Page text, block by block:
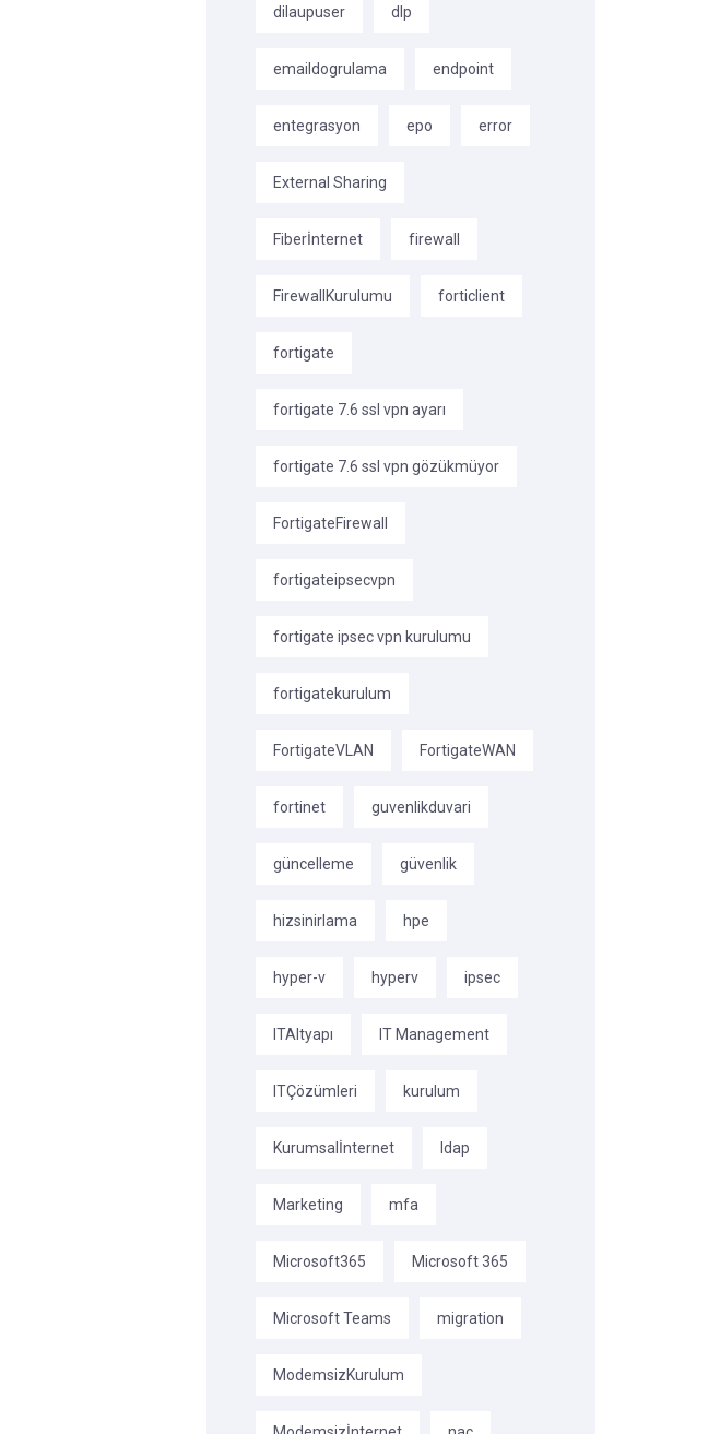
dilaupuser dlp
emaildogrulama endpoint
entegrasyon epo error
External Sharing
Fiberİnternet firewall
FirewallKurulumu forticlient
fortigate
fortigate 7.6 ssl vpn ayarı
fortigate 7.6 ssl vpn gözükmüyor
FortigateFirewall
fortigateipsecvpn
fortigate ipsec vpn kurulumu
fortigatekurulum
FortigateVLAN FortigateWAN
fortinet guvenlikduvari
güncelleme güvenlik
hizsinirlama hpe
hyper-v hyperv ipsec
ITAltyapı IT Management
ITÇözümleri kurulum
Kurumsalİnternet ldap
Marketing mfa
Microsoft365 Microsoft 365
Microsoft Teams migration
ModemsizKurulum